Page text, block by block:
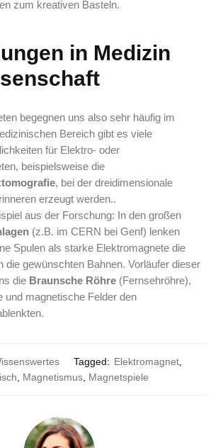
zum kreativen Basteln.
in Medizin
begegnen uns also sehr häufig im
Bereich gibt es viele
für Elektro- oder
beispielsweise die
, bei der dreidimensionale
erzeugt werden..
aus der Forschung: In den großen
(z.B. im CERN bei Genf) lenken
Spulen als starke Elektromagnete die
die gewünschten Bahnen. Vorläufer dieser
die Braunsche Röhre (Fernsehröhre),
und magnetische Felder den
Tagged: Elektromagnet,
Magnetismus, Magnetspiele